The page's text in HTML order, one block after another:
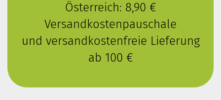
Österreich: 8,90 €
Versandkostenpauschale
und versandkostenfreie Lieferung
ab 100 €